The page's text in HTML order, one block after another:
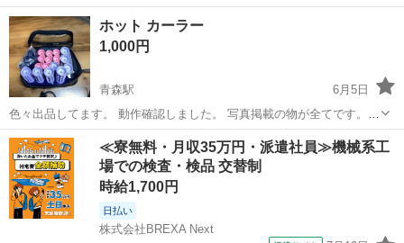
青森 八戸市 鮫駅
ホット カーラー
1,000円
青森駅
6月5日
色々出品してます。 動作確認しました。 写真掲載の物が全てです。
仕事の都合上返信遅れる事もあります。 クレーム等一切受け付けませ
ん。 トラブルを避けたいためプロフを見てください。
青森 青森市 青森駅 美容家電 トラブル
≪寮無料・月収35万円・派遣社員≫機械系工
場での検査・検品 交替制
時給1,700円
日払い
株式会社BREXA Next